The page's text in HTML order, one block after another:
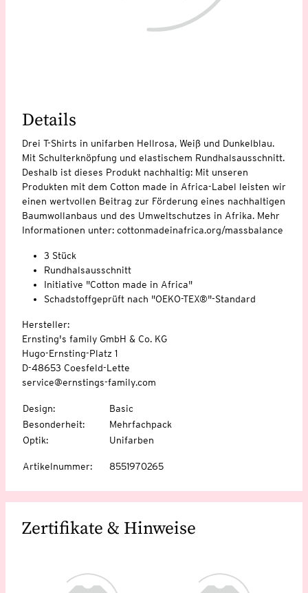
Details
Drei T-Shirts in unifarben Hellrosa, Weiß und Dunkelblau.
Mit Schulterknöpfung und elastischem Rundhalsausschnitt.
Deshalb ist dieses Produkt nachhaltig: Mit unseren
Produkten mit dem Cotton made in Africa-Label leisten wir
einen wertvollen Beitrag zur Förderung eines nachhaltigen
Baumwollanbaus und des Umweltschutzes in Afrika. Mehr
Informationen unter: cottonmadeinafrica.org/massbalance
3 Stück
Rundhalsausschnitt
Initiative "Cotton made in Africa"
Schadstoffgeprüft nach "OEKO-TEX®"-Standard
Hersteller:
Ernsting's family GmbH & Co. KG
Hugo-Ernsting-Platz 1
D-48653 Coesfeld-Lette
service@ernstings-family.com
Design:
Basic
Besonderheit:
Mehrfachpack
Optik: Unifarben
Artikelnummer: 8551970265
Zertifikate & Hinweise